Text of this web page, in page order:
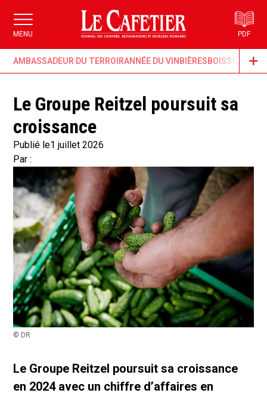
MENU PDF
AMBASSADEUR DU TERROIRANNÉE DU VINBIÈRESBOISSONS &
Le Groupe Reitzel poursuit sa
croissance
Publié le1 juillet 2026
Par :
© DR
Le Groupe Reitzel poursuit sa croissance
en 2024 avec un chiffre d’affaires en